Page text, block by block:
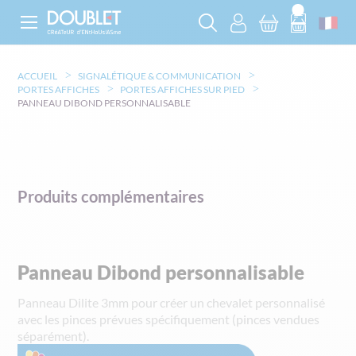
ACCUEIL
SIGNALÉTIQUE & COMMUNICATION
PORTES AFFICHES
PORTES AFFICHES SUR PIED
PANNEAU DIBOND PERSONNALISABLE
Panneau Dibond personnalisable
Panneau Dilite 3mm pour créer un chevalet personnalisé
avec les pinces prévues spécifiquement (pinces vendues
séparément).
Skip
Produits complémentaires